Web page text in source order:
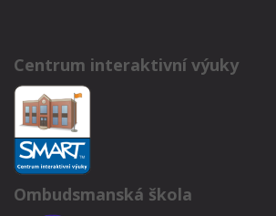
Centrum interaktivní výuky
Ombudsmanská škola